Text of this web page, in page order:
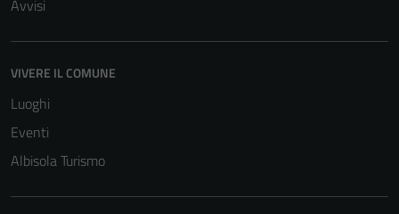
Avvisi
VIVERE IL COMUNE
Luoghi
Eventi
Albisola Turismo
disabilitati.